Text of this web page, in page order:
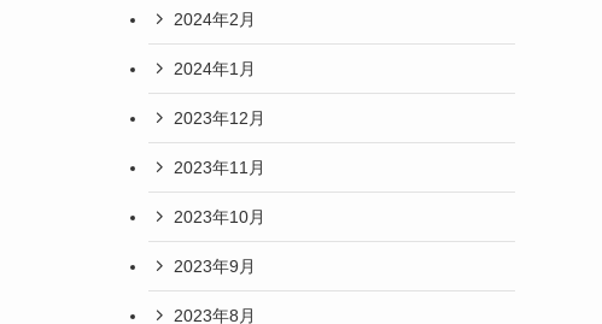
2024年2月
2024年1月
2023年12月
2023年11月
2023年10月
2023年9月
2023年8月